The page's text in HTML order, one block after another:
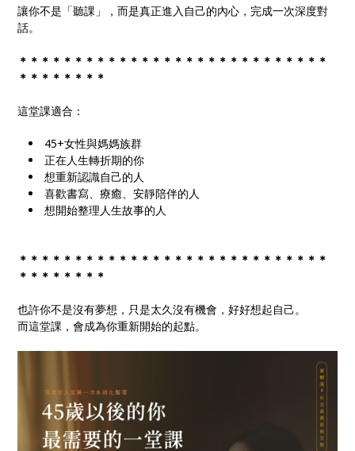
讓你不是「聽課」，而是真正進入自己的內心，完成一次深度對
話。
＊＊＊＊＊＊＊＊＊＊＊＊＊＊＊＊＊＊＊＊＊＊＊＊＊＊＊＊
＊＊＊＊＊＊＊＊
這堂課適合：
45+女性與媽媽族群
正在人生轉折期的你
想重新認識自己的人
喜歡書寫、療癒、安靜陪伴的人
想開始整理人生故事的人
＊＊＊＊＊＊＊＊＊＊＊＊＊＊＊＊＊＊＊＊＊＊＊＊＊＊＊＊
＊＊＊＊＊＊＊＊
也許你不是沒有夢想，只是太久沒有機會，好好想起自己。
而這堂課，會成為你重新開始的起點。